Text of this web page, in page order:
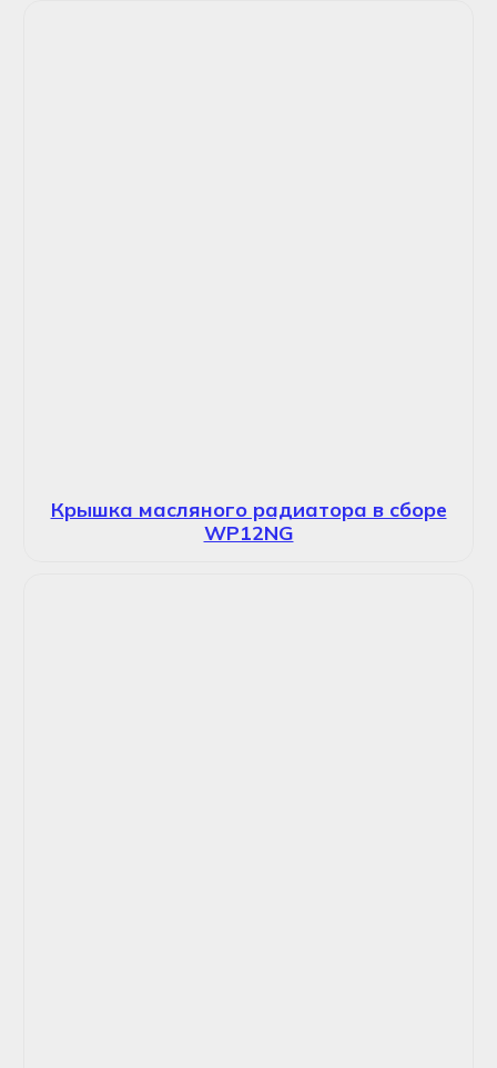
Крышка масляного радиатора в сборе
WP12NG